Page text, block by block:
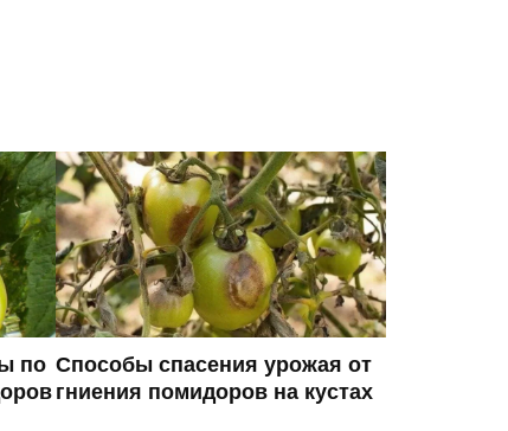
по Способы спасения урожая от
гниения помидоров на кустах